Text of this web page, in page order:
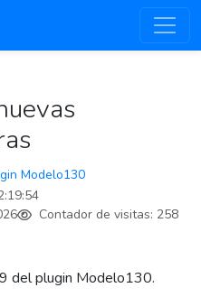
Modelo130
Contador de visitas: 258
del plugin Modelo130.